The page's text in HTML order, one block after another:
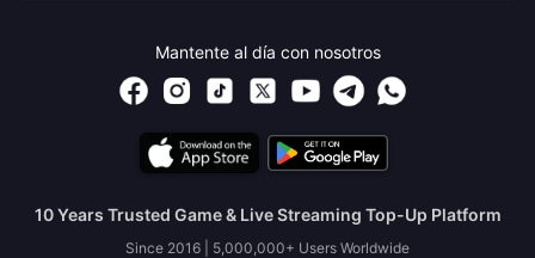
Mantente al día con nosotros
10 Years Trusted Game & Live Streaming Top-Up Platform
Since 2016 | 5,000,000+ Users Worldwide